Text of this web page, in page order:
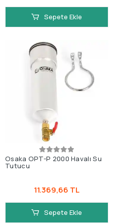
Sepete Ekle
Osaka OPT-P 2000 Havalı Su
Tutucu
11.369,66 TL
Sepete Ekle